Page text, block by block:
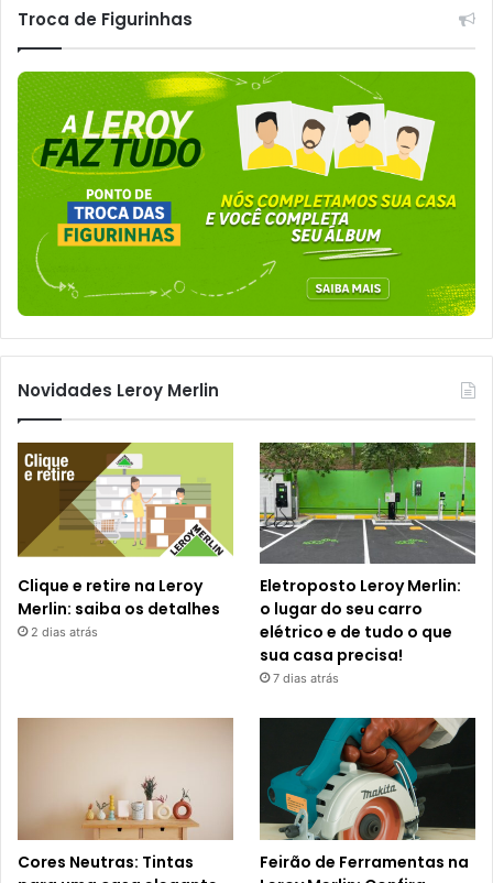
Troca de Figurinhas
Novidades Leroy Merlin
Clique e retire na Leroy
Merlin: saiba os detalhes
2 dias atrás
Eletroposto Leroy Merlin:
o lugar do seu carro
elétrico e de tudo o que
sua casa precisa!
7 dias atrás
Cores Neutras: Tintas
Feirão de Ferramentas na